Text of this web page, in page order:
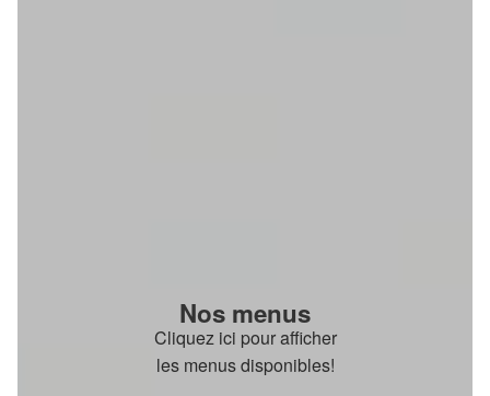
Nos menus
Cliquez ici pour afficher
les menus disponibles!